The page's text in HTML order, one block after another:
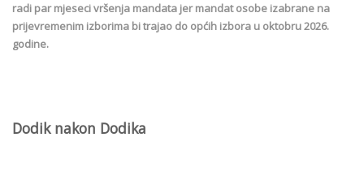
radi par mjeseci vršenja mandata jer mandat osobe izabrane na
prijevremenim izborima bi trajao do općih izbora u oktobru 2026.
godine.
Dodik nakon Dodika